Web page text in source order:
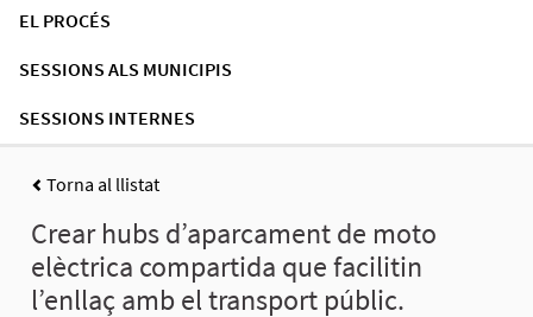
EL PROCÉS
SESSIONS ALS MUNICIPIS
SESSIONS INTERNES
Torna al llistat
Crear hubs d’aparcament de moto
elèctrica compartida que facilitin
l’enllaç amb el transport públic.